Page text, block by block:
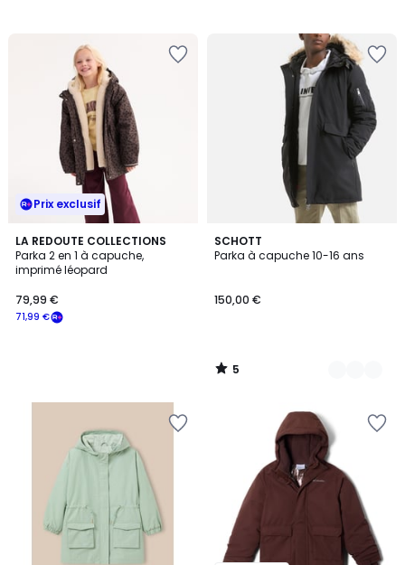
Prix exclusif
LA REDOUTE COLLECTIONS
Parka 2 en 1 à capuche,
imprimé léopard
71,99 €
79,99 €
SCHOTT
Parka à capuche 10-16 ans
150,00 €
5
/
2
Couleurs
5
/